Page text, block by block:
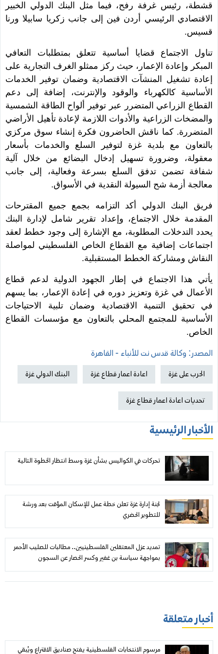
قشطة، رئيس غرفة رفح، فيما مثل البنك الدولي الخبير
الاقتصادي الرئيسي أردن فين إلى جانب زكريا سابيلا ورنا
قسيس.
تناول الاجتماع قضايا أساسية تتعلق بمتطلبات التعافي
المبكر وإعادة الإعمار، حيث ركز ممثلو الغرف التجارية على
إعادة تشغيل المنشآت الاقتصادية وضمان توفير الخدمات
الأساسية كالكهرباء والوقود والإنترنت، إضافة إلى دعم
القطاع الزراعي المتضرر عبر توفير ألواح الطاقة الشمسية
والمضخات الزراعية والأدوات اللازمة لإعادة تأهيل الأراضي
المتضررة. كما ناقش الحاضرون فكرة إنشاء سوق مركزي
بالتعاون مع بلدية غزة لتوفير السلع والخدمات بأسعار
معقولة، وضرورة تسهيل إدخال البضائع من خلال آلية
شفافة تضمن تدفق السلع بسرعة وفعالية، إلى جانب
معالجة أزمة شح السيولة النقدية في الأسواق.
فريق البنك الدولي أكد التزامه بجمع جميع المقترحات
المقدمة خلال الاجتماع، وإعداد تقرير شامل لإدارة البنك
يحدد التدخلات المطلوبة، مع الإشارة إلى وجود خطط لعقد
اجتماعات إضافية مع القطاع الخاص الفلسطيني لمواصلة
النقاش ومشاركة الخطط المستقبلية.
يأتي هذا الاجتماع في إطار الجهود الدولية لدعم قطاع
الأعمال في غزة وتعزيز دوره في إعادة الإعمار، بما يسهم
في تحقيق التنمية الاقتصادية وضمان تلبية الاحتياجات
الأساسية للمجتمع المحلي بالتعاون مع مؤسسات القطاع
الخاص.
المصدر: وكالة قدس نت للأنباء - القاهرة
الحرب على غزة اعادة اعمار قطاع غزة البنك الدولي غزة
تحديات اعادة اعمار قطاع غزة
الأخبار الرئيسية
تحركات في الكواليس بشأن غزة وسط انتظار الخطوة التالية
لجنة إدارة غزة تعلن خطة عمل للإسكان المؤقت بعد ورشة
للتطوير الحضري
تمديد عزل المعتقلين الفلسطينيين.. مطالبات للصليب الأحمر
بمواجهة سياسة بن غفير وكسر الحصار عن السجون
أخبار متعلقة
مرسوم الانتخابات الفلسطينية يفتح صناديق الاقتراع ويُبقي